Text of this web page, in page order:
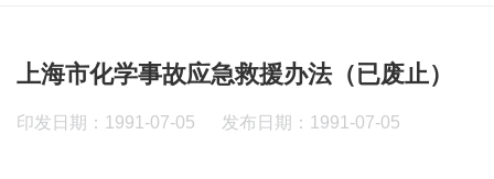
上海市化学事故应急救援办法（已废止）
印发日期：1991-07-05 发布日期：1991-07-05